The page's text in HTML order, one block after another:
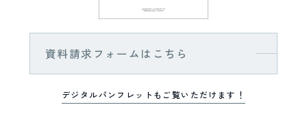
資料請求フォームはこちら
デジタルパンフレットもご覧いただけます！